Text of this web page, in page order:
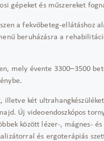
gépeket és műszereket
a fekvőbeteg-ellátáshoz
beruházásra a
mely évente 3300–3500
két ultrahangkészüléket
Új videoendoszkópos
között lézer-, mágnes-
és ergoterápiás